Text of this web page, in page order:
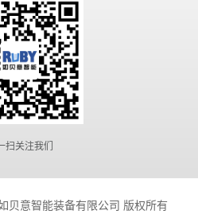
扫关注我们
贝意智能装备有限公司 版权所有